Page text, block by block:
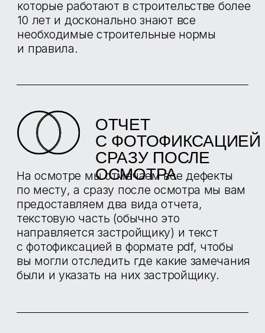
Используется для контроля прочности,
однородности и определения класса
тяжелого, лёгкого и высокомарочного
бетона методом ударного импульса при
технологических испытаниях и
ЭЛЕКТРОННЫЙ
УРОВЕНЬ
МЕТРОВЫЙ
STABILA
Используется для мгновенного
определения наклонов, уклонов и углов
ЛАЗЕРНЫЙ
BOSCH GLL 3-80